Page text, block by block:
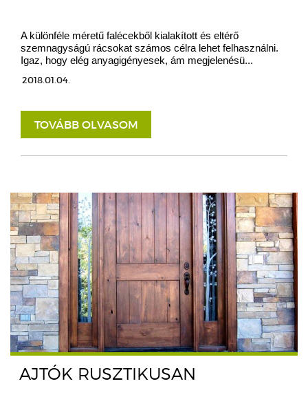
A különféle méretű falécekből kialakított és eltérő
szemnagyságú rácsokat számos célra lehet felhasználni.
Igaz, hogy elég anyagigényesek, ám megjelenésü...
2018.01.04.
TOVÁBB OLVASOM
AJTÓK RUSZTIKUSAN